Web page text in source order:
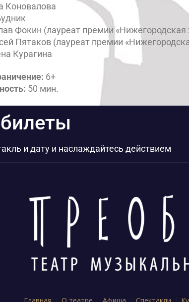
Коновалова
Фокин (лауреат премии
Пятаков (лауреат премии
Курагина
6+
50 мин.
и дату и наслаждайтесь действием